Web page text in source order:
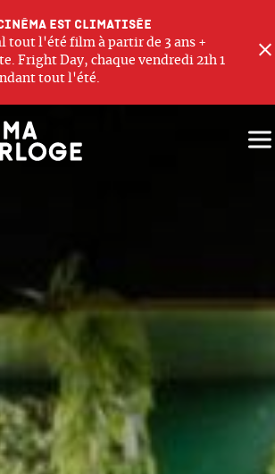
est climatisée
l'été film à partir de 3 ans +
Fright Day, chaque vendredi 21h 1
tout l'été.